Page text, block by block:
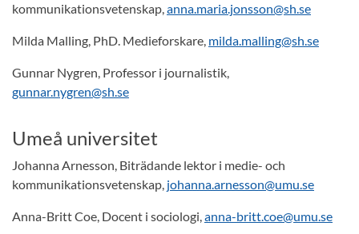
kommunikationsvetenskap,anna.maria.jonsson@sh.se
Milda Malling, PhD. Medieforskare, milda.malling@sh.se
Gunnar Nygren, Professor i journalistik,
gunnar.nygren@sh.se
Umeå universitet
Johanna Arnesson, Biträdande lektor i medie- och
kommunikationsvetenskap, johanna.arnesson@umu.se
Anna-Britt Coe, Docent i sociologi,anna-britt.coe@umu.se